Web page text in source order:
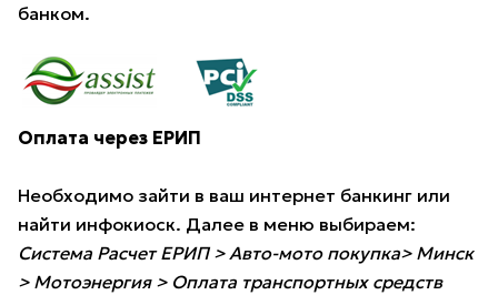
банком.
Оплата через ЕРИП
Необходимо зайти в ваш интернет банкинг или
найти инфокиоск. Далее в меню выбираем:
Система Расчет ЕРИП > Авто-мото покупка> Минск
> Мотоэнергия > Оплата транспортных средств